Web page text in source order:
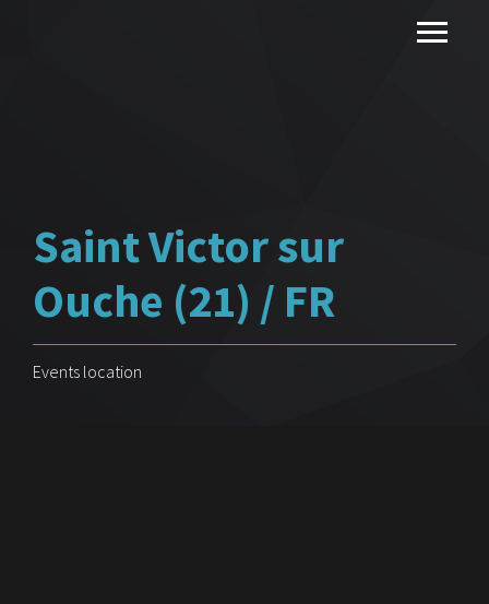
Saint Victor sur
Ouche (21) / FR
Events location